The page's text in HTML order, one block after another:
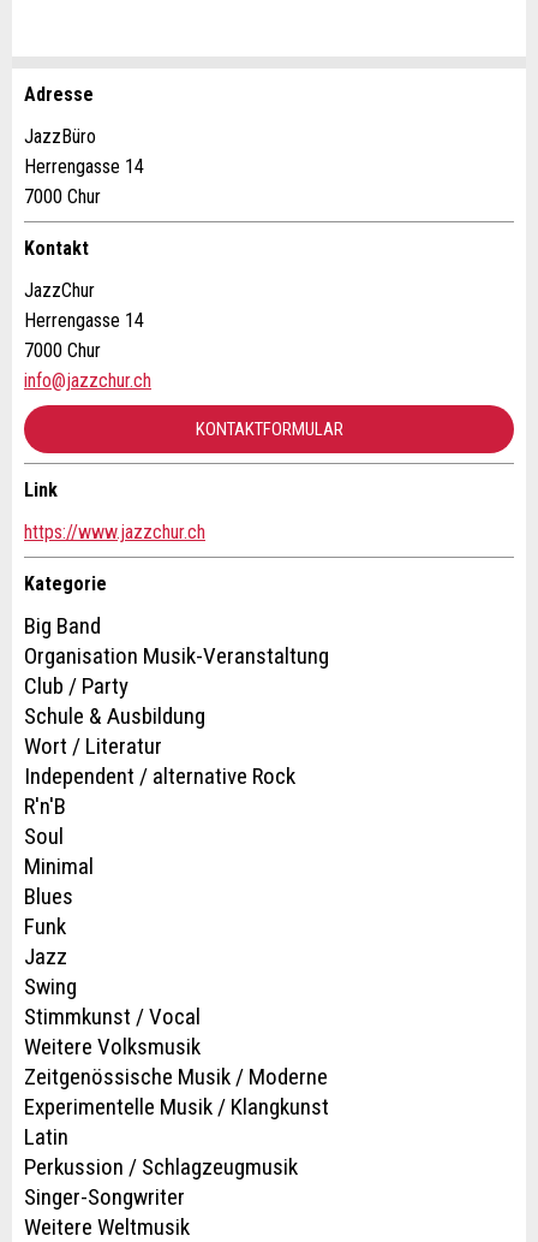
Anzeige beanstanden
Ihr Feedback wird sehr geschätzt!
Allgemeines Feedback
Anzeige nicht mehr gültig
Anzeige unvollständig
Nachricht
* Eingabe erforderlich
Zur Qualitätssicherung wird eine Kopie der E-Mail an
guidle übermittelt.
NACHRICHT SENDEN
Schliessen
Anzeige weiterempfehlen
Empfehlen Sie diese Anzeige an Freunde weiter.
* Eingabe erforderlich
ANZEIGE WEITEREMPFEHLEN
Schliessen
Adresse
JazzBüro
Herrengasse 14
7000 Chur
Kontakt
JazzChur
Herrengasse 14
7000 Chur
info@jazzchur.ch
KONTAKTFORMULAR
Kontakt
Verfassen Sie eine Nachricht für die Kontaktpersonen dieser
Adresse
Nachricht
Link
https://www.jazzchur.ch
Kategorie
Big Band
Organisation Musik-Veranstaltung
Club / Party
Schule & Ausbildung
Wort / Literatur
Independent / alternative Rock
R'n'B
Soul
Minimal
Blues
Funk
Jazz
Swing
Stimmkunst / Vocal
Weitere Volksmusik
Zeitgenössische Musik / Moderne
Experimentelle Musik / Klangkunst
Latin
Perkussion / Schlagzeugmusik
Singer-Songwriter
Weitere Weltmusik